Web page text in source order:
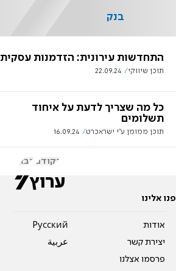
התחדשות עירונית: הזדמנות עסקית
תוכן שיווקי 22.09.24
כל מה שצריך לדעת על איחוד
תשלומים
תוכן ממומן ע"י ישראכרט 16.09.24
בנק
הקודם הבא
פנו אלינו
אודות
יצירת קשר
פרסמו אצלנו
Pусский
عربية